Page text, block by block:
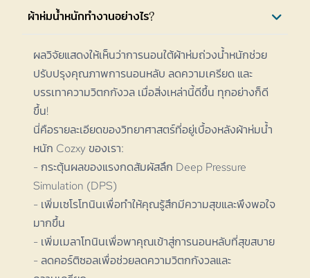
ผ้าห่มน้ำหนักทำงานอย่างไร?
ผลวิจัยแสดงให้เห็นว่าการนอนใต้ผ้าห่มถ่วงน้ำหนักช่วย
ปรับปรุงคุณภาพการนอนหลับ ลดความเครียด และ
บรรเทาความวิตกกังวล เมื่อสิ่งเหล่านี้ดีขึ้น ทุกอย่างก็ดี
ขึ้น!
นี่คือรายละเอียดของวิทยาศาสตร์ที่อยู่เบื้องหลังผ้าห่มน้ำ
หนัก Cozxy ของเรา:
- กระตุ้นผลของแรงกดสัมผัสลึก Deep Pressure
Simulation (DPS)
- เพิ่มเซโรโทนินเพื่อทำให้คุณรู้สึกมีความสุขและพึงพอใจ
มากขึ้น
- เพิ่มเมลาโทนินเพื่อพาคุณเข้าสู่การนอนหลับที่สุขสบาย
- ลดคอร์ติซอลเพื่อช่วยลดความวิตกกังวลและ